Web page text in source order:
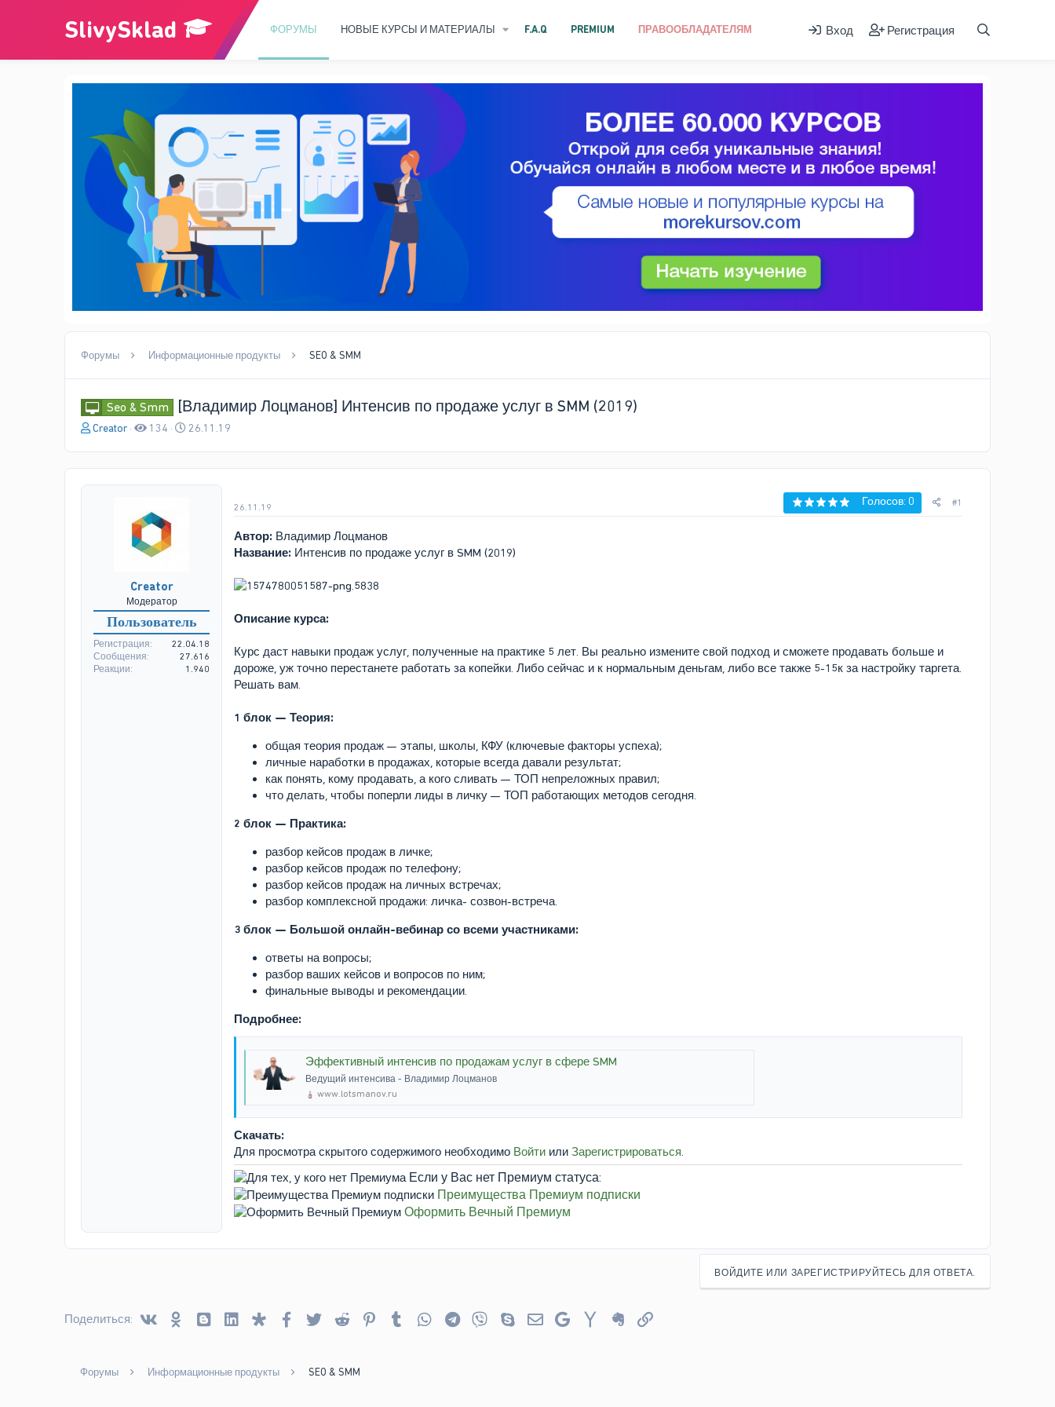
ФОРУМЫ НОВЫЕ КУРСЫ И МАТЕРИАЛЫ F.A.Q PREMIUM ПРАВООБЛАДАТЕЛЯМ Вход Регистрация
Форумы Информационные продукты SEO & SMM
Seo & Smm [Владимир Лоцманов] Интенсив по продаже услуг в SMM (2019)
А
о
р
Creator 134
Д
а
н
26.11.19
Creator
Модератор
Пользователь
Регистрация
22.04.18
Сообщения
27.616
Реакции
1.940
26.11.19 Голосов: 0 #1
Автор: Владимир Лоцманов
Название: Интенсив по продаже услуг в SMM (2019)
Описание курса:
Курс даст навыки продаж услуг, полученные на практике 5 лет. Вы реально измените свой подход и сможете продавать больше и
дороже, уж точно перестанете работать за копейки. Либо сейчас и к нормальным деньгам, либо все также 5-15к за настройку таргета.
Решать вам.
1 блок — Теория:
общая теория продаж — этапы, школы, КФУ (ключевые факторы успеха);
личные наработки в продажах, которые всегда давали результат;
как понять, кому продавать, а кого сливать — ТОП непреложных правил;
что делать, чтобы поперли лиды в личку — ТОП работающих методов сегодня.
2 блок — Практика:
разбор кейсов продаж в личке;
разбор кейсов продаж по телефону;
разбор кейсов продаж на личных встречах;
разбор комплексной продажи: личка- созвон-встреча.
3 блок — Большой онлайн-вебинар со всеми участниками:
ответы на вопросы;
разбор ваших кейсов и вопросов по ним;
финальные выводы и рекомендации.
Подробнее:
Эффективный интенсив по продажам услуг в сфере SMM
Ведущий интенсива - Владимир Лоцманов
www.lotsmanov.ru
Скачать:
Для просмотра скрытого содержимого необходимо Войти или Зарегистрироваться.
Если у Вас нет Премиум статуса:
Преимущества Премиум подписки
Оформить Вечный Премиум
ВОЙДИТЕ ИЛИ ЗАРЕГИСТРИРУЙТЕСЬ ДЛЯ ОТВЕТА.
Поделиться: VkontakteOdnoklassniki
BloggerLinked InDiasporaFacebook
TwitterReddit PinterestTumblr WhatsAppTelegram
Viber SkypeЭлектронная почта
Google Yahoo EvernoteСсылка
Форумы Информационные продукты SEO & SMM